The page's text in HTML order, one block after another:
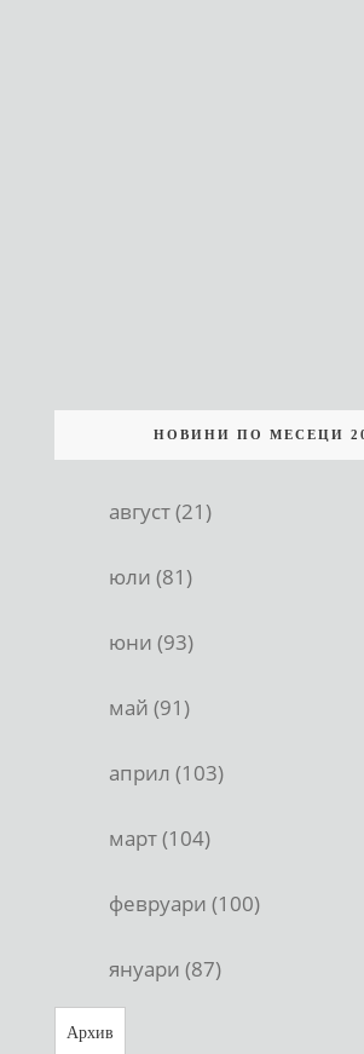
НОВИНИ ПО МЕСЕЦИ
август (21)
юли (81)
юни (93)
май (91)
април (103)
март (104)
февруари (100)
януари (87)
Архив